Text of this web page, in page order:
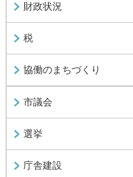
財政状況
税
協働のまちづくり
市議会
選挙
庁舎建設